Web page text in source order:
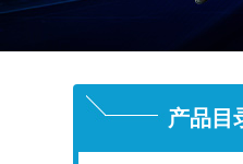
产品目